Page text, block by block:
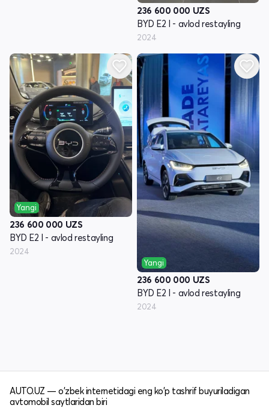
236 600 000 UZS
BYD E2 I - avlod restayling
2024
Yangi
236 600 000 UZS
BYD E2 I - avlod restayling
2024
Yangi
236 600 000 UZS
BYD E2 I - avlod restayling
2024
AUTO.UZ — o'zbek internetidagi eng ko'p tashrif buyuriladigan
avtomobil saytlaridan biri